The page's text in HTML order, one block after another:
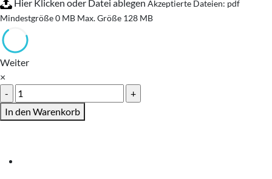
Hier Klicken oder Datei ablegen Akzeptierte Dateien: pdf
Mindestgröße 0 MB Max. Größe 128 MB
Weiter
×
Hardcoverbindung
A4
quer
In den Warenkorb